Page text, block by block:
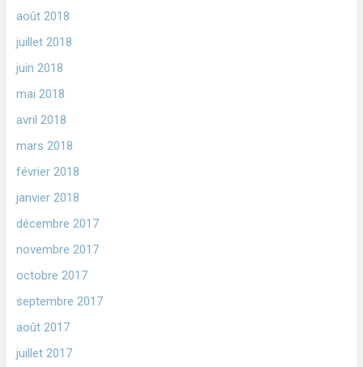
août 2018
juillet 2018
juin 2018
mai 2018
avril 2018
mars 2018
février 2018
janvier 2018
décembre 2017
novembre 2017
octobre 2017
septembre 2017
août 2017
juillet 2017